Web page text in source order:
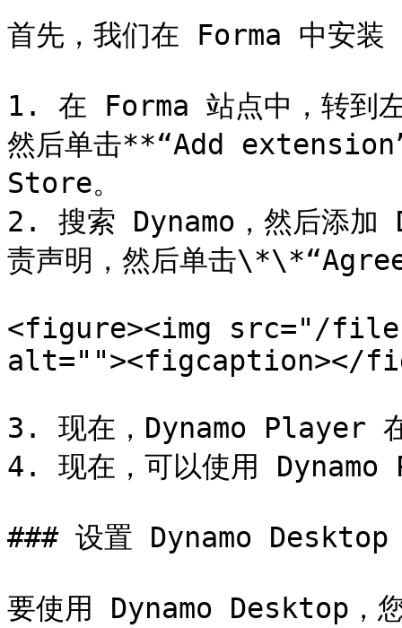
首先，我们在 Forma 中安
1. 在 Forma 站点中，转
然后单击**“Add
Store。
2. 搜索 Dynamo，然后添
责声明，然后单击
<figure><img src="/files/
alt=""><figcaption></
3. 现在，Dynamo Player 在
4. 现在，可以使用
### 设置 Dynamo Desktop
要使用 Dynamo Desktop，